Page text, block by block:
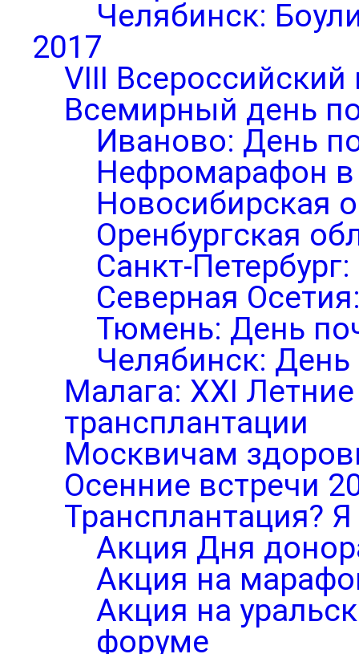
Челябинск:
2017
VIII Всероссийский
Всемирный день
Иваново: День
Нефромарафон
Новосибирская
Оренбургская
Санкт-
Северная
Тюмень: День
Челябинск: День
Малага: XXI
трансплантации
Москвичам
Осенние встречи
Трансплантация?
Акция Дня
Акция на
Акция на
форуме